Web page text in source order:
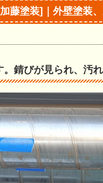
藤塗装]｜外壁塗装
錆びが見られ、汚